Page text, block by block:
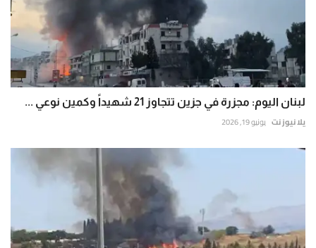
لبنان اليوم: مجزرة في جزين تتجاوز 21 شهيداً وكمين نوعي ...
يلا نيوز نت يونيو 19, 2026